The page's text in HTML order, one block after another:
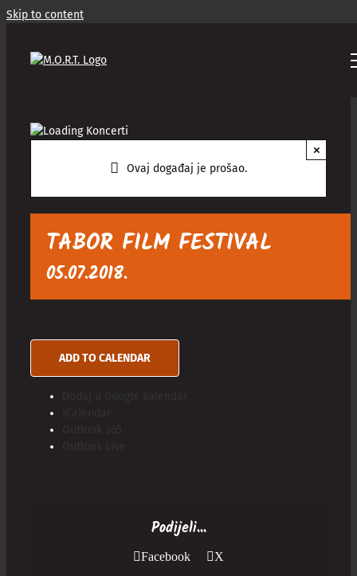
Skip to content
Ovaj događaj je prošao.
×
TABOR FILM FESTIVAL
05.07.2018.
ADD TO CALENDAR
Podijeli...
Facebook X